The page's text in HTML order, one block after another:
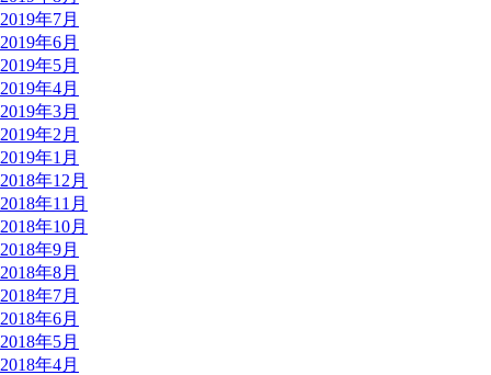
2019年7月
2019年6月
2019年5月
2019年4月
2019年3月
2019年2月
2019年1月
2018年12月
2018年11月
2018年10月
2018年9月
2018年8月
2018年7月
2018年6月
2018年5月
2018年4月